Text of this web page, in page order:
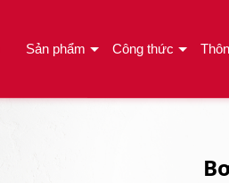
Sản phẩm Công thức